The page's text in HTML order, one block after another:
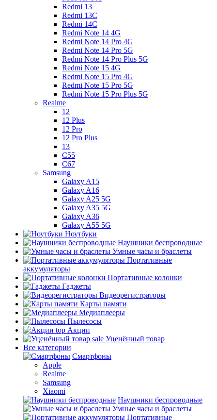
Redmi 13
Redmi 13C
Redmi 14C
Redmi Note 14 4G
Redmi Note 14 Pro 4G
Redmi Note 14 Pro 5G
Redmi Note 14 Pro Plus 5G
Redmi Note 15 4G
Redmi Note 15 Pro 4G
Redmi Note 15 Pro 5G
Redmi Note 15 Pro Plus 5G
Realme
12
12 Plus
12 Pro
12 Pro Plus
13
C55
C67
Samsung
Galaxy A15
Galaxy A16
Galaxy A25 5G
Galaxy A35 5G
Galaxy A36
Galaxy A55 5G
Ноутбуки
Наушники беспроводные
Умные часы и браслеты
Портативные
аккумуляторы
Портативные колонки
Гаджеты
Видеорегистраторы
Карты памяти
Медиаплееры
Пылесосы
top Акции
sale Уценённый товар
Все категории
Смартфоны
Apple
Realme
Samsung
Xiaomi
Наушники беспроводные
Умные часы и браслеты
Портативные